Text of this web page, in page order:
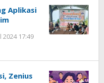
Aplikasi
2024 17:49
Zenius